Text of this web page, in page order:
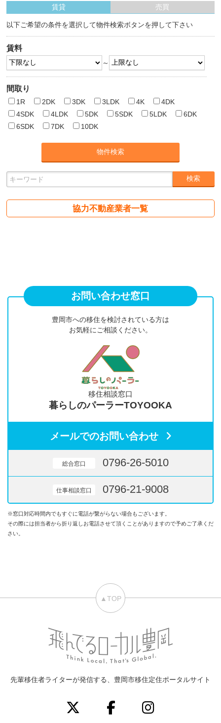
賃貸 売買
以下ご希望の条件を選択して物件検索ボタンを押して下さい
賃料
～
間取り
1R 2DK 3DK 3LDK 4K
4DK
4SDK
4LDK 5DK 5SDK 5LDK
6DK
6SDK
7DK 10DK
協力不動産業者一覧
お問い合わせ窓口
豊岡市への移住を検討されている方は
お気軽にご相談ください。
移住相談窓口
暮らしのパーラーTOYOOKA
メールでのお問い合わせ
総合窓口 0796-26-5010
仕事相談窓口 0796-21-9008
※窓口対応時間内でもすぐに電話が繋がらない場合もございます。
その際には担当者から折り返しお電話させて頂くことがありますので予めご了承くだ
さい。
先輩移住者ライターが発信する、豊岡市移住定住ポータルサイト
▲TOP